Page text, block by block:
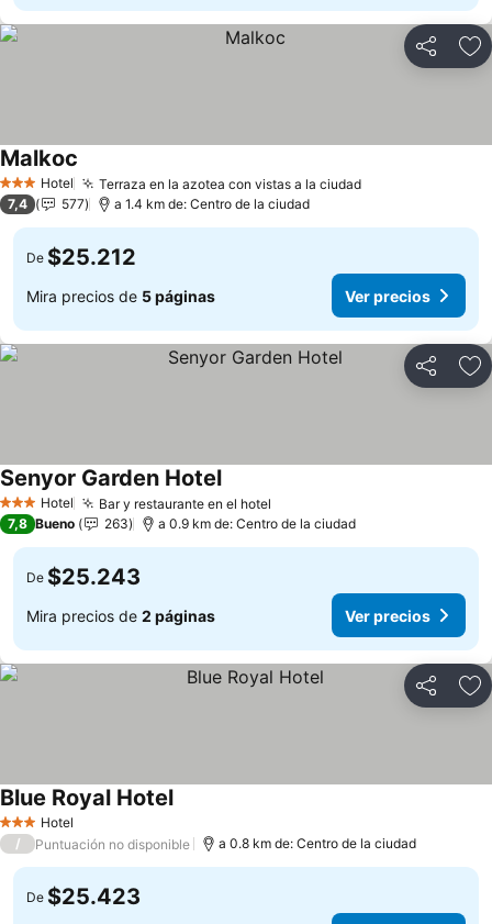
Compartir
3 Estrellas
Hotel Terraza en la azotea con vistas a la ciudad
Malkoc
7,4 577 a 1.4 km de: Centro de la ciudad
De $25.212
Mira precios de 5 páginas Ver precios
Compartir
3 Estrellas
Hotel Bar y restaurante en el hotel
Senyor Garden Hotel
7,8 Bueno 263 a 0.9 km de: Centro de la ciudad
De $25.243
Mira precios de 2 páginas Ver precios
Compartir
3 Estrellas
Hotel
Blue Royal Hotel
/ Puntuación no disponible a 0.8 km de: Centro de la ciudad
De $25.423